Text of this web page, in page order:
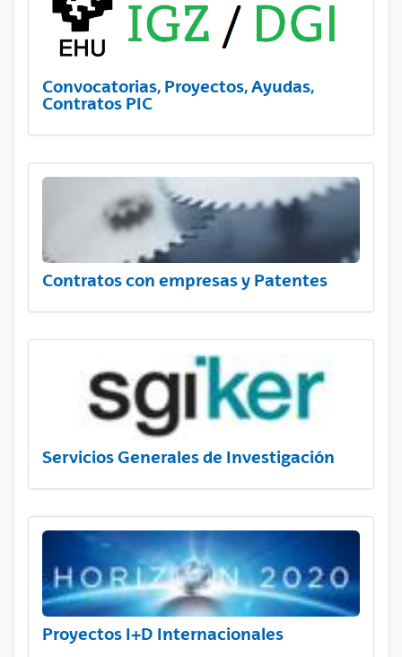
Convocatorias, Proyectos, Ayudas,
Contratos PIC
Contratos con empresas y Patentes
Servicios Generales de Investigación
Proyectos I+D Internacionales